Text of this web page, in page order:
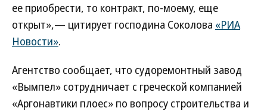
ее приобрести, то контракт, по-моему, еще
открыт»,— цитирует господина Соколова «РИА
Новости».
Агентство сообщает, что судоремонтный завод
«Вымпел» сотрудничает с греческой компанией
«Аргонавтики плоес» по вопросу строительства и